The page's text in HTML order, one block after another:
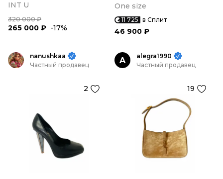
INT U
320 000 ₽
265 000 ₽ -17%
One size
11 725 в Сплит
46 900 ₽
nanushkaa
Частный продавец
2
A
alegra1990
Частный продавец
19